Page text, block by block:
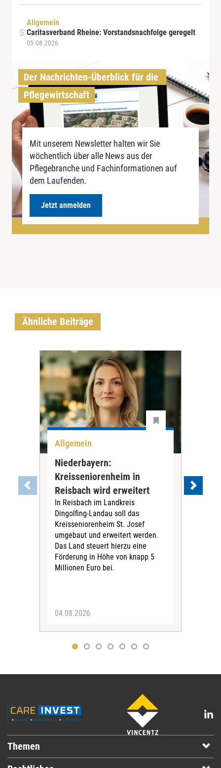
Allgemein
Caritasverband Rheine: Vorstandsnachfolge geregelt
05.08.2026
Der Nachrichten-Überblick für die
Pflegewirtschaft
Mit unserem Newsletter halten wir Sie
wöchentlich über alle News aus der
Pflegebranche und Fachinformationen auf
dem Laufenden.
Jetzt anmelden
Ähnliche Beiträge
Allgemein
Niederbayern:
Kreisseniorenheim in
Reisbach wird erweitert
In Reisbach im Landkreis
Dingolfing-Landau soll das
Kreisseniorenheim St. Josef
umgebaut und erweitert werden.
Das Land steuert hierzu eine
Förderung in Höhe von knapp 5
Millionen Euro bei.
04.08.2026
Themen